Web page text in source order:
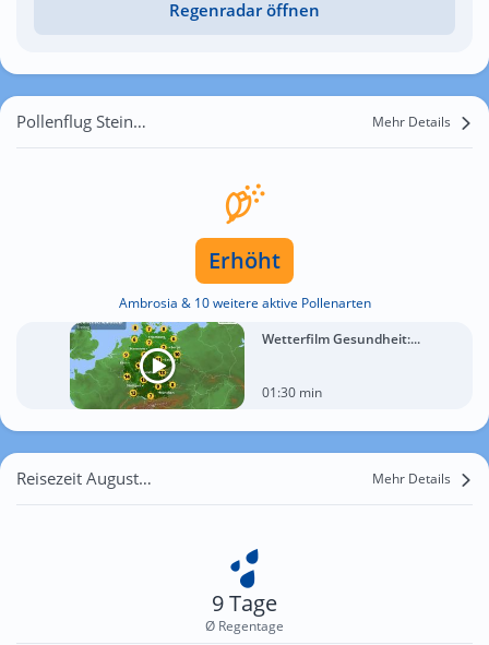
Regenradar öffnen
Pollenflug Steinbach Mehr Details
Erhöht
Ambrosia & 10 weitere aktive Pollenarten
Wetterfilm Gesundheit:...
01:30 min
Reisezeit August für Steinbach Mehr Details
9 Tage
Ø Regentage